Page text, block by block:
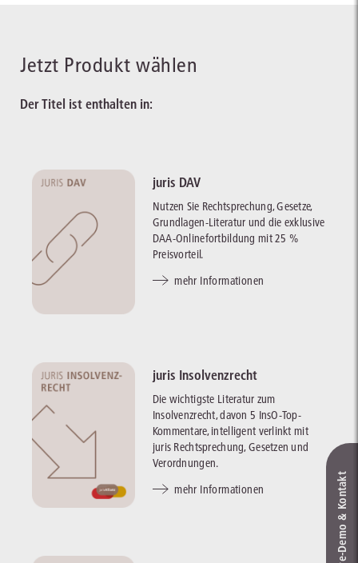
Jetzt Produkt wählen
Der Titel ist enthalten in:
juris DAV
Nutzen Sie Rechtsprechung, Gesetze,
Grundlagen-Literatur und die exklusive
DAA-Onlinefortbildung mit 25 %
Preisvorteil.
mehr Informationen
juris Insolvenzrecht
Die wichtigste Literatur zum
Insolvenzrecht, davon 5 InsO-Top-
Kommentare, intelligent verlinkt mit
juris Rechtsprechung, Gesetzen und
Verordnungen.
mehr Informationen
Live‑Demo & Kontakt